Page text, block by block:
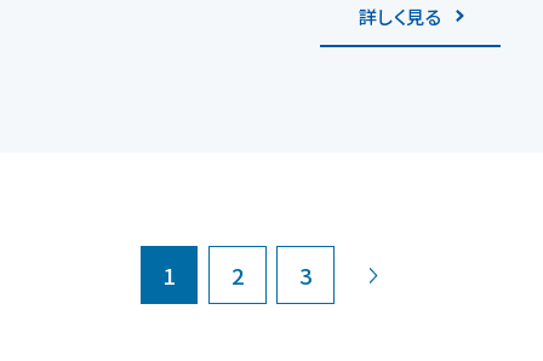
詳しく見る
1 2 3